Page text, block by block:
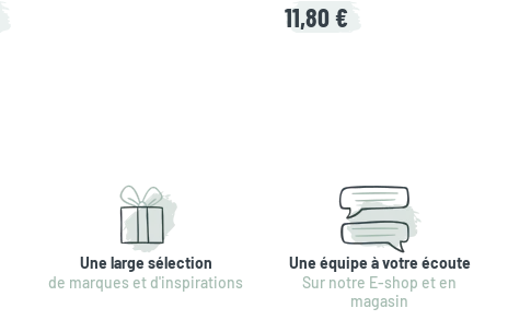
11,80 €
Une large sélection
de marques et d'inspirations
Une équipe à votre écoute
Sur notre E-shop et en
magasin